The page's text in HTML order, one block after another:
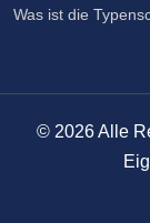
Was ist die
© 2026Alle